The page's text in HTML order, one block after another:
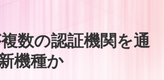
数の認証機関を通
機種か